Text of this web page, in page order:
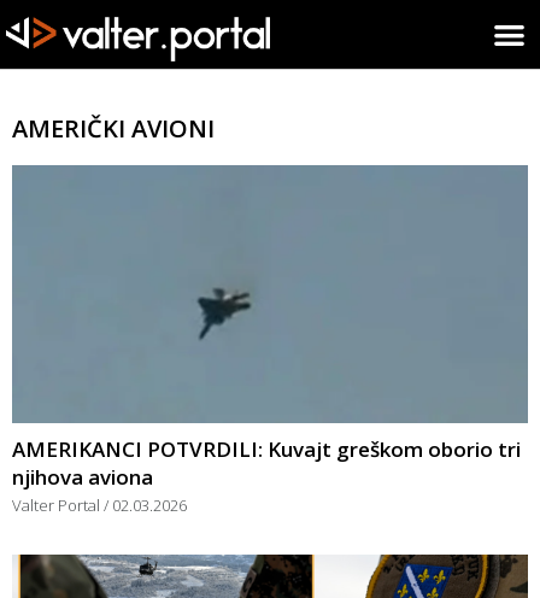
AMERIČKI AVIONI
AMERIKANCI POTVRDILI: Kuvajt greškom oborio tri
njihova aviona
Valter Portal 02.03.2026